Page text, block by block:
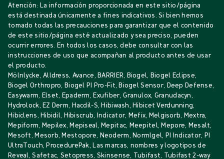
Atención: La información proporcionada en este sitio/página
está destinada únicamente a fines indicativos. Si bien hemos
tomado todas las precauciones para garantizar que el contenido
de este sitio/página esté actualizado y sea preciso, pueden
ocurrir errores. En todos los casos, debe consultar con las
instrucciones de uso que acompañan al producto antes de usar
el producto.
Mölnlycke, Alldress, Avance, BARRIER, Biogel, Biogel Eclipse,
Biogel Orthropro, Biogel PI Pro-Fit, Biogel Sensor, Deep Defense,
Easywarm, Elset, Epaderm, Exufiber, Granulox, Granudacyn,
Hydrolock, EZ Derm, Hacdil-S, Hibiwash, Hibicet Verdunning,
Hibiclens, Hibidil, Hibiscrub, Indicator, Mefix, Melgisorb, Mextra,
Mepiform, Mepilex, Mepiseal, Mepitac, Meepitel, Mepore, Mesalt,
Mesoft, Mesorb, Mestopore, Neoderm, Normlgel, PI Indicator, PI
UltraTouch, ProcedurePak, Las marcas, nombres y logotipos de
Reveal, Safetac, Setopress, Skinsense, Tubifast, Tubifast 2-way